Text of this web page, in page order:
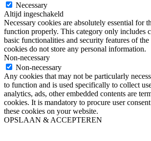
Necessary
Altijd ingeschakeld
Necessary cookies are absolutely essential for
function properly. This category only includes
basic functionalities and security features of
cookies do not store any personal information.
Non-necessary
Non-necessary
Any cookies that may not be particularly
to function and is used specifically to collect
analytics, ads, other embedded contents are
cookies. It is mandatory to procure user
these cookies on your website.
OPSLAAN & ACCEPTEREN